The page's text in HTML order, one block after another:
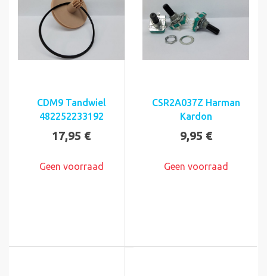
CDM9 Tandwiel
482252233192
17,95 €
Geen voorraad
CSR2A037Z Harman
Kardon
9,95 €
Geen voorraad